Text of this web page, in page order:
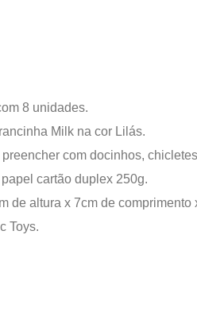
8 unidades.
Milk na cor Lilás.
preencher com docinhos,
cartão duplex 250g.
de altura x 7cm de comprimento
Toys.